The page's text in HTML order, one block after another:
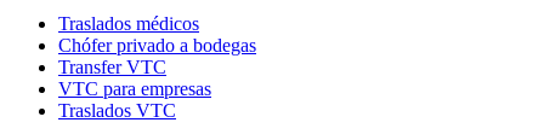
Traslados médicos
Chófer privado a bodegas
Transfer VTC
VTC para empresas
Traslados VTC